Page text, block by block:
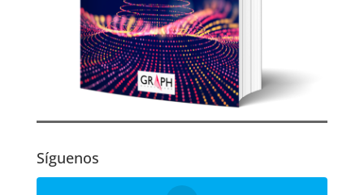
Síguenos